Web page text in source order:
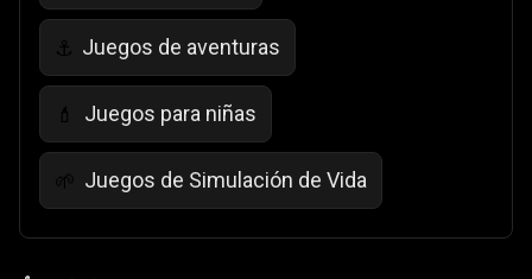
⚓ Juegos de aventuras
💄 Juegos para niñas
🌱 Juegos de Simulación de Vida